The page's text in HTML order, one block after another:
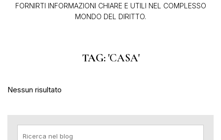
FORNIRTI INFORMAZIONI CHIARE E UTILI NEL COMPLESSO
MONDO DEL DIRITTO.
TAG: 'CASA'
Nessun risultato